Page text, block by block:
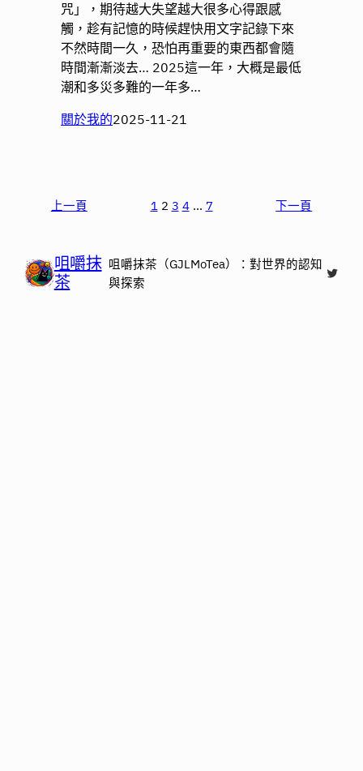
咒」，期待越大失望越大很多心得跟感
觸，趁有記憶的時候趕快用文字記錄下來
不然時間一久，恐怕再重要的東西都會隨
時間漸漸淡去… 2025這一年，大概是最低
潮和多災多難的一年多…
關於我的2025-11-21
上一頁 1 2 3 4 … 7 下一頁
咀嚼抹
茶
咀嚼抹茶（GJLMoTea）：對世界的認知
與探索
X